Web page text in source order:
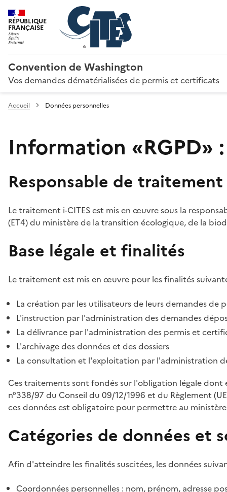
RÉPUBLIQUE
FRANÇAISE
Convention de Washington
Vos demandes dématérialisées de permis et certificats
Accueil Données personnelles
Information «RGPD»
Responsable de traitement
Le traitement i-CITES est mis en œuvre sous la
(ET4) du ministère de la transition écologique, de la
Base légale et finalités
Le traitement est mis en œuvre pour les finalités
La création par les utilisateurs de leurs demandes
L'instruction par l'administration des demandes
La délivrance par l'administration des permis et
L'archivage des données et des dossiers
La consultation et l'exploitation par l'administration
Ces traitements sont fondés sur l'obligation légale
n°338/97 du Conseil du 09/12/1996 et du Règlement
ces données est obligatoire pour permettre au
Catégories de données et
Afin d'atteindre les finalités suscitées, les données
Coordonnées personnelles : nom, prénom, adresse